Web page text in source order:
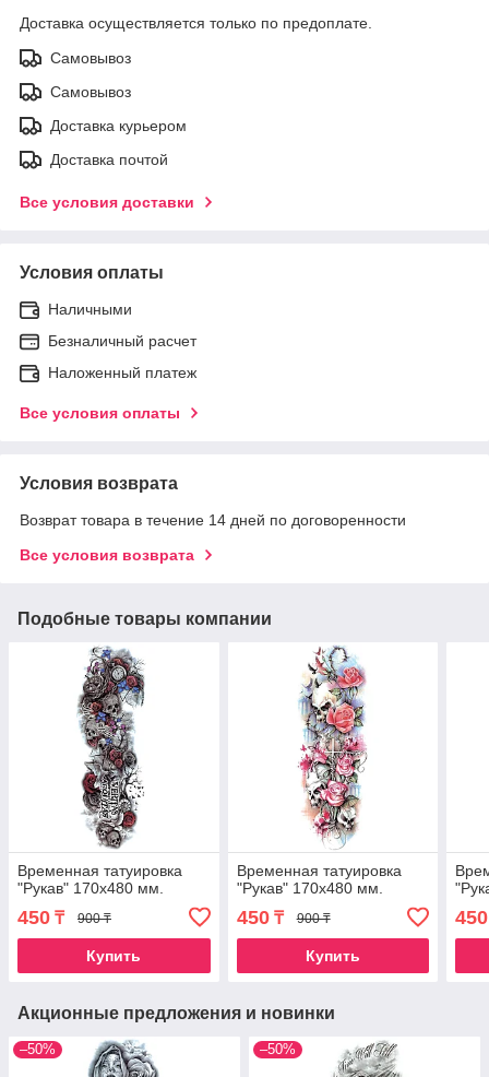
Доставка осуществляется только по предоплате.
Самовывоз
Самовывоз
Доставка курьером
Доставка почтой
Все условия доставки
Условия оплаты
Наличными
Безналичный расчет
Наложенный платеж
Все условия оплаты
Условия возврата
Возврат товара в течение 14 дней по договоренности
Все условия возврата
Подобные товары компании
Временная татуировка
"Рукав" 170х480 мм.
450 ₸ 900 ₸
Купить
Временная татуировка
"Рукав" 170х480 мм.
450₸ 900 ₸
Купить
450
Акционные предложения и новинки
–50% –50%